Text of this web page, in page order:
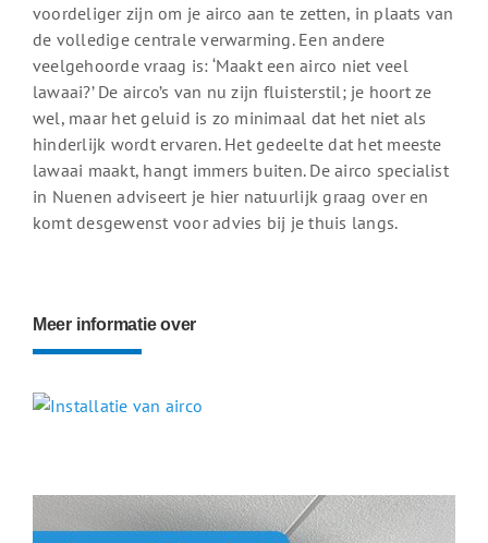
voordeliger zijn om je airco aan te zetten, in plaats van
de volledige centrale verwarming. Een andere
veelgehoorde vraag is: ‘Maakt een airco niet veel
lawaai?’ De airco’s van nu zijn fluisterstil; je hoort ze
wel, maar het geluid is zo minimaal dat het niet als
hinderlijk wordt ervaren. Het gedeelte dat het meeste
lawaai maakt, hangt immers buiten. De airco specialist
in Nuenen adviseert je hier natuurlijk graag over en
komt desgewenst voor advies bij je thuis langs.
Meer informatie over